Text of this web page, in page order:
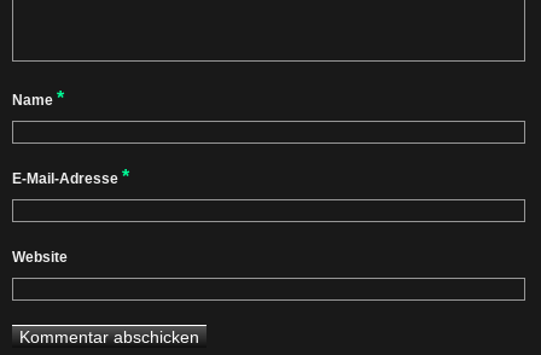
Name *
E-Mail-Adresse *
Website